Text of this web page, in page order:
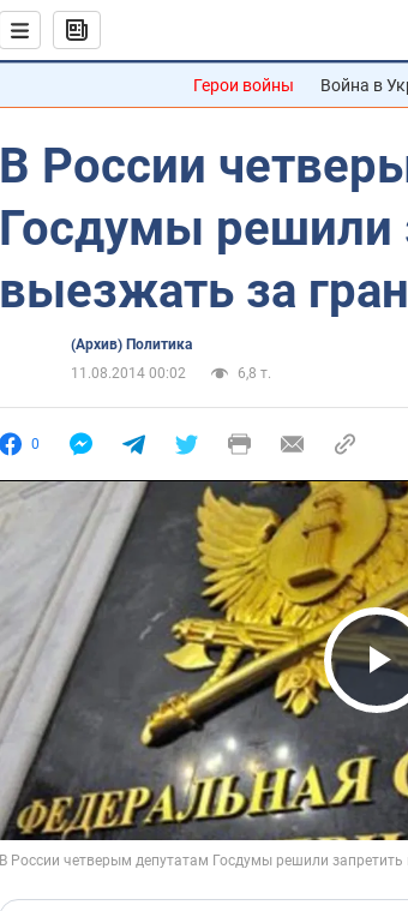
Герои войны Война в
В России
Госдумы решили
выезжать за
(Архив) Политика
11.08.2014 00:02
6,8 т.
0